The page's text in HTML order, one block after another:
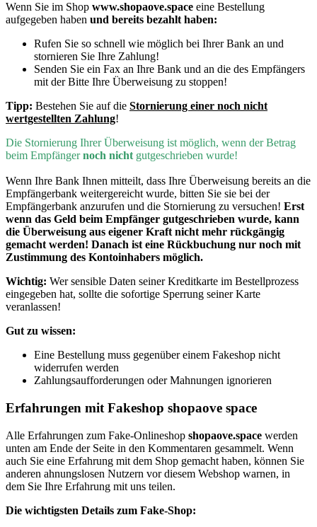
Wenn Sie im Shop www.shopaove.space eine Bestellung
aufgegeben haben und bereits bezahlt haben:
Rufen Sie so schnell wie möglich bei Ihrer Bank an und
stornieren Sie Ihre Zahlung!
Senden Sie ein Fax an Ihre Bank und an die des Empfängers
mit der Bitte Ihre Überweisung zu stoppen!
Tipp: Bestehen Sie auf die Stornierung einer noch nicht
wertgestellten Zahlung!
Die Stornierung Ihrer Überweisung ist möglich, wenn der Betrag
beim Empfängernoch nicht gutgeschrieben wurde!
Wenn Ihre Bank Ihnen mitteilt, dass Ihre Überweisung bereits an die
Empfängerbank weitergereicht wurde, bitten Sie sie bei der
Empfängerbank anzurufen und die Stornierung zu versuchen! Erst
wenn das Geld beim Empfänger gutgeschrieben wurde, kann
die Überweisung aus eigener Kraft nicht mehr rückgängig
gemacht werden! Danach ist eine Rückbuchung nur noch mit
Zustimmung des Kontoinhabers möglich.
Wichtig: Wer sensible Daten seiner Kreditkarte im Bestellprozess
eingegeben hat, sollte die sofortige Sperrung seiner Karte
veranlassen!
Gut zu wissen:
Eine Bestellung muss gegenüber einem Fakeshop nicht
widerrufen werden
Zahlungsaufforderungen oder Mahnungen ignorieren
Erfahrungen mit Fakeshop shopaove space
Alle Erfahrungen zum Fake-Onlineshop shopaove.space werden
unten am Ende der Seite in den Kommentaren gesammelt. Wenn
auch Sie eine Erfahrung mit dem Shop gemacht haben, können Sie
anderen ahnungslosen Nutzern vor diesem Webshop warnen, in
dem Sie Ihre Erfahrung mit uns teilen.
Die wichtigsten Details zum Fake-Shop: